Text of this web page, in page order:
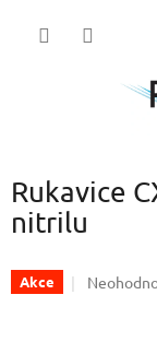
Rukavice
nitrilu
Akce
Průměrné